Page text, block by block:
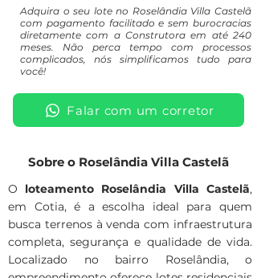
Adquira o seu lote no Roselândia Villa Castelã
com pagamento facilitado e sem burocracias
diretamente com a Construtora em até 240
meses. Não perca tempo com processos
complicados, nós simplificamos tudo para
você!
Falar com um corretor
Sobre o Roselândia Villa Castelã
O loteamento Roselândia Villa Castelã,
em Cotia, é a escolha ideal para quem
busca terrenos à venda com infraestrutura
completa, segurança e qualidade de vida.
Localizado no bairro Roselândia, o